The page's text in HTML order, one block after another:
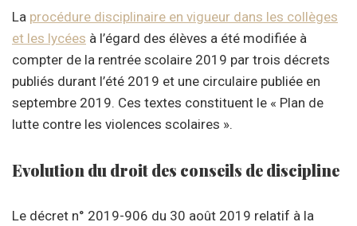
La procédure disciplinaire en vigueur dans les collèges
et les lycées à l’égard des élèves a été modifiée à
compter de la rentrée scolaire 2019 par trois décrets
publiés durant l’été 2019 et une circulaire publiée en
septembre 2019. Ces textes constituent le « Plan de
lutte contre les violences scolaires ».
Evolution du droit des conseils de discipline
Le décret n° 2019-906 du 30 août 2019 relatif à la